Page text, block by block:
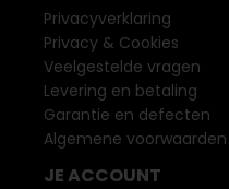
Privacyverklaring
Privacy & Cookies
Veelgestelde vragen
Levering en betaling
Garantie en defecten
Algemene voorwaarden
JE ACCOUNT